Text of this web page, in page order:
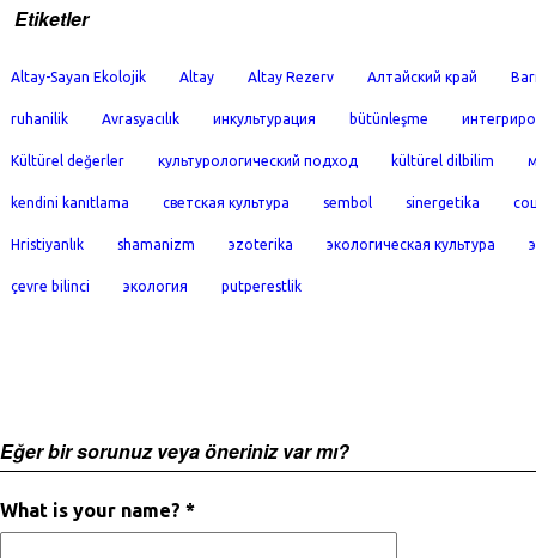
Etiketler
Altay-Sayan Ekolojik Altay Altay Rezerv Алтайский край
ruhanilik Avrasyacılık инкультурация bütünleşme
Kültürel değerler культурологический подход kültürel dilbilim
kendini kanıtlama светская культура sembol sinergetika
Hristiyanlık shamanizm эzoterika экологическая культура
çevre bilinci экология putperestlik
Eğer bir sorunuz veya öneriniz var mı?
What is your name? *